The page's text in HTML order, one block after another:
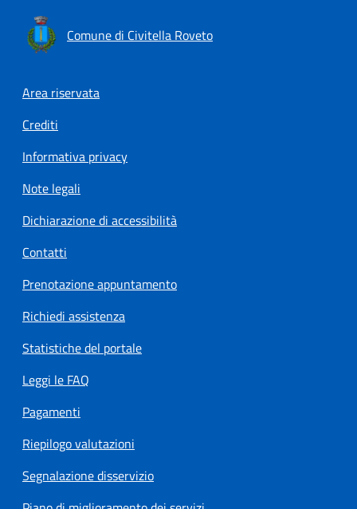
Comune di Civitella Roveto
Footer menu
Area riservata
Crediti
Informativa privacy
Note legali
Dichiarazione di accessibilità
Contatti
Prenotazione appuntamento
Richiedi assistenza
Statistiche del portale
Leggi le FAQ
Pagamenti
Riepilogo valutazioni
Segnalazione disservizio